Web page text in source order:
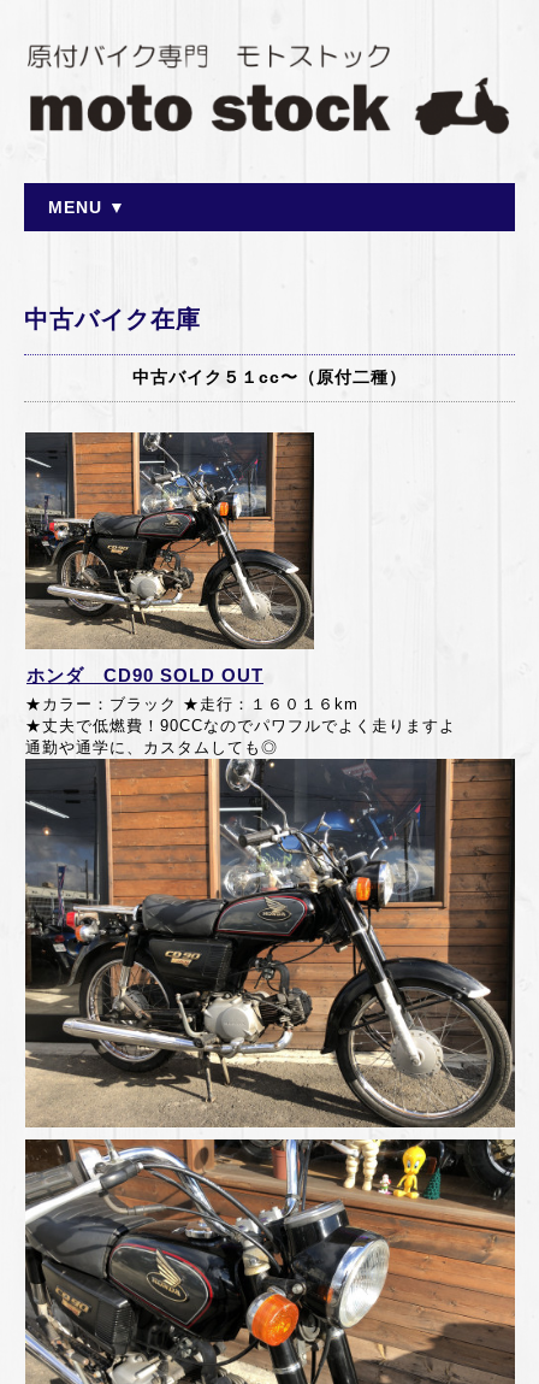
MENU ▼
中古バイク在庫
中古バイク５１cc〜（原付二種）
ホンダ CD90 SOLD OUT
★カラー：ブラック ★走行：１６０１６km
★丈夫で低燃費！90CCなのでパワフルでよく走りますよ
通勤や通学に、カスタムしても◎